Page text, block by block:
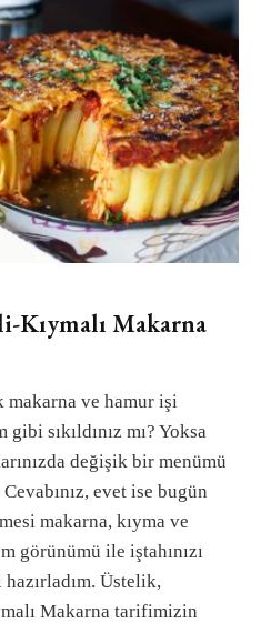
Kıymalı Makarna
ve hamur işi
sıkıldınız mı? Yoksa
değişik bir menümü
evet ise bugün
makarna, kıyma ve
görünümü ile iştahınızı
Üstelik,
Makarna tarifimizin